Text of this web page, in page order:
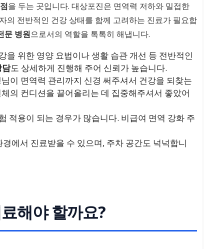
을 두는 곳입니다. 대상포진은 면역력 저하와 밀접한
의 전반적인 건강 상태를 함께 고려하는 진료가 필요합
문 병원으로서의 역할을 톡톡히 해냅니다.
을 위한 영양 요법이나 생활 습관 개선 등 전반적인
담도 상세하게 진행해 주어 신뢰가 높습니다.
이 면역력 관리까지 신경 써주셔서 건강을 되찾는
의 컨디션을 끌어올리는 데 집중해주셔서 좋았어
적용이 되는 경우가 많습니다. 비급여 면역 강화 주
에서 진료받을 수 있으며, 주차 공간도 넉넉합니
해야 할까요?